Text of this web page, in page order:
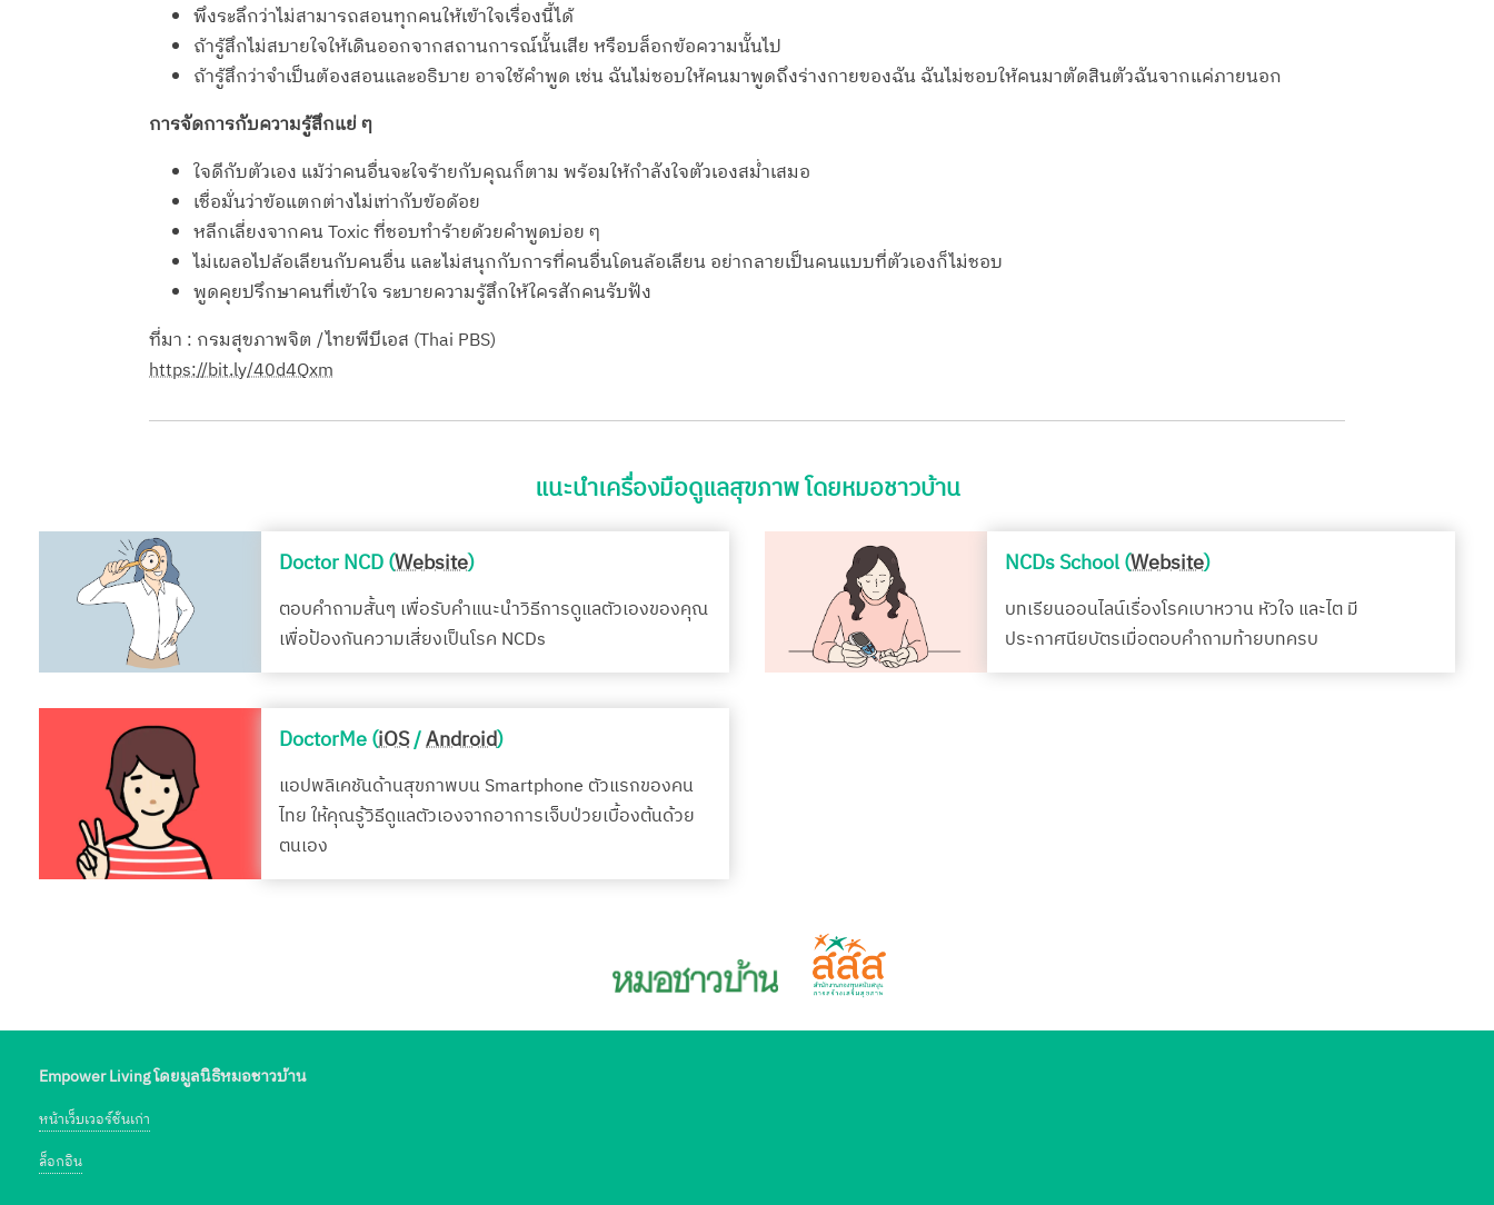
พึงระลึกว่าไม่สามารถสอนทุกคนให้เข้าใจเรื่องนี้ได้
ถ้ารู้สึกไม่สบายใจให้เดินออกจากสถานการณ์นั้นเสีย หรือบล็อกข้อความนั้นไป
ถ้ารู้สึกว่าจำเป็นต้องสอนและอธิบาย อาจใช้คำพูด เช่น ฉันไม่ชอบให้คนมาพูดถึงร่างกายของฉัน ฉันไม่ชอบให้คนมาตัดสินตัวฉันจากแค่ภายนอก
การจัดการกับความรู้สึกแย่ ๆ
ใจดีกับตัวเอง แม้ว่าคนอื่นจะใจร้ายกับคุณก็ตาม พร้อมให้กำลังใจตัวเองสม่ำเสมอ
เชื่อมั่นว่าข้อแตกต่างไม่เท่ากับข้อด้อย
หลีกเลี่ยงจากคน Toxic ที่ชอบทำร้ายด้วยคำพูดบ่อย ๆ
ไม่เผลอไปล้อเลียนกับคนอื่น และไม่สนุกกับการที่คนอื่นโดนล้อเลียน อย่ากลายเป็นคนแบบที่ตัวเองก็ไม่ชอบ
พูดคุยปรึกษาคนที่เข้าใจ ระบายความรู้สึกให้ใครสักคนรับฟัง
ที่มา : กรมสุขภาพจิต /ไทยพีบีเอส (Thai PBS)
https://bit.ly/40d4Qxm
แนะนำเครื่องมือดูแลสุขภาพ โดยหมอชาวบ้าน
Doctor NCD (Website)
ตอบคำถามสั้นๆ เพื่อรับคำแนะนำวิธีการดูแลตัวเองของคุณ
เพื่อป้องกันความเสี่ยงเป็นโรค NCDs
NCDs School (Website)
บทเรียนออนไลน์เรื่องโรคเบาหวาน หัวใจ และไต มี
ประกาศนียบัตรเมื่อตอบคำถามท้ายบทครบ
DoctorMe (iOS/Android)
แอปพลิเคชันด้านสุขภาพบน Smartphone ตัวแรกของคน
ไทย ให้คุณรู้วิธีดูแลตัวเองจากอาการเจ็บป่วยเบื้องต้นด้วย
ตนเอง
Empower Living โดยมูลนิธิหมอชาวบ้าน
หน้าเว็บเวอร์ชั่นเก่า
ล็อกอิน